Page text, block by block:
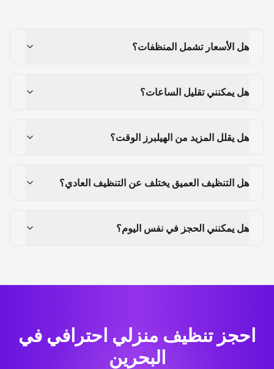
هل الأسعار تشمل المنظفات؟
هل يمكنني تقليل الساعات؟
هل يقلل المزيد من الهيلبرز الوقت؟
هل التنظيف العميق يختلف عن التنظيف العادي؟
هل يمكنني الحجز في نفس اليوم؟
احجز تنظيف منزلي احترافي في
البحرين